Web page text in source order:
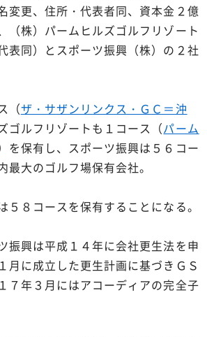
変更、住所・代表者同、資本金２億
（株）パームヒルズゴルフリゾート
表同）とスポーツ振興（株）の２社
（ザ・サザンリンクス・ＧＣ＝沖
ゴルフリゾートも１コース（パーム
を保有し、スポーツ振興は５６コー
最大のゴルフ場保有会社。
５８コースを保有することになる。
振興は平成１４年に会社更生法を申
月に成立した更生計画に基づきＧＳ
７年３月にはアコーディアの完全子